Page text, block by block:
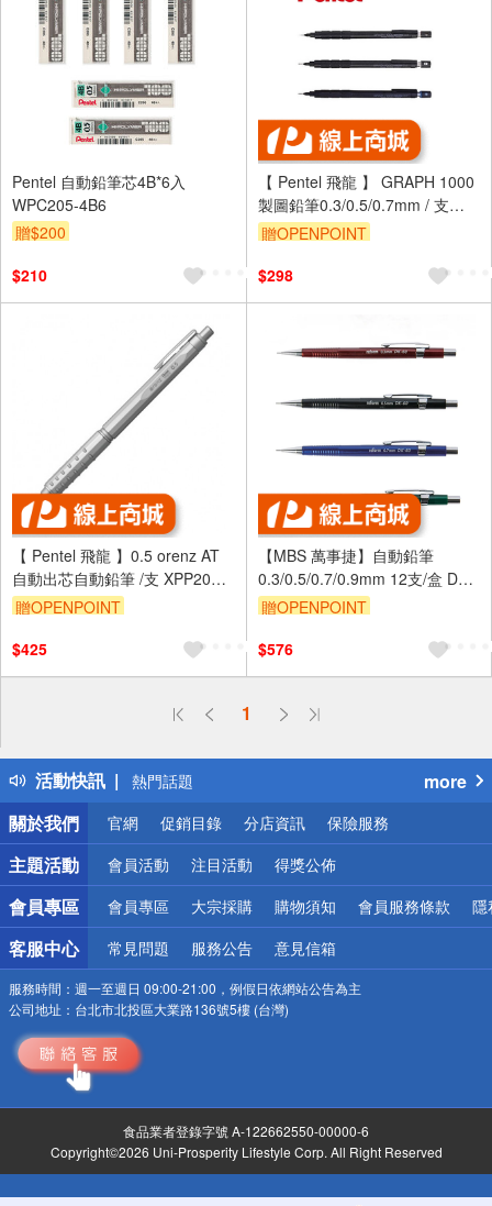
Pentel 自動鉛筆芯4B*6入
WPC205-4B6
贈$200
$210
【 Pentel 飛龍 】 GRAPH 1000
製圖鉛筆0.3/0.5/0.7mm / 支
PG1003/5/7 - 多款可選
贈OPENPOINT
$298
【 Pentel 飛龍 】0.5 orenz AT
自動出芯自動鉛筆 /支 XPP2005
- 多款可選
贈OPENPOINT
$425
【MBS 萬事捷】自動鉛筆
0.3/0.5/0.7/0.9mm 12支/盒 DK-
贈OPENPOINT
$576
1
活動快訊
偏遠地區配送
得獎公告
熱門話題
銀行優惠
偏遠地區配送
詐騙網頁！請小心！
more
關於我們
官網 促銷目錄 分店資訊 保險服務
主題活動 會員活動 注目活動 得獎公佈
會員專區 會員專區 大宗採購 購物須知 會員服務條款 隱
客服中心 常見問題 服務公告 意見信箱
服務時間： 週一至週日 09:00-21:00，例假日依網站公告為主
公司地址： 台北市北投區大業路136號5樓 (台灣)
食品業者登錄字號 A-122662550-00000-6
Copyright©2026 Uni-Prosperity Lifestyle Corp. All Right Reserved